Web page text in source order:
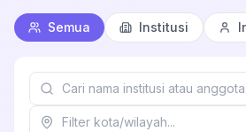
Semua Institusi